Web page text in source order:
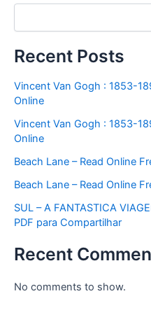
Recent Posts
Vincent Van Gogh : 1853-
Online
Vincent Van Gogh : 1853-
Online
Beach Lane – Read Online
Beach Lane – Read Online
SUL – A FANTASTICA
PDF para Compartilhar
Recent
No comments to show.